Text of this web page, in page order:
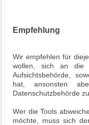
Empfehlung
Wir empfehlen für
wollen, sich an die
Aufsichtsbehörde,
hat, ansonsten
Datenschutzbehörde
Wer die Tools
möchte, muss sich